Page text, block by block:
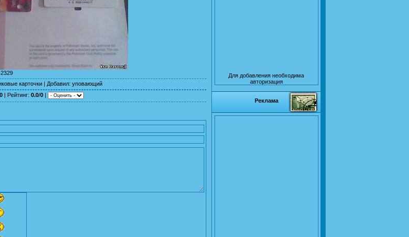
карточки | Добавил: уповающий
0 | Рейтинг: 0.0/0 |
Для добавления необходима
авторизация
Реклама